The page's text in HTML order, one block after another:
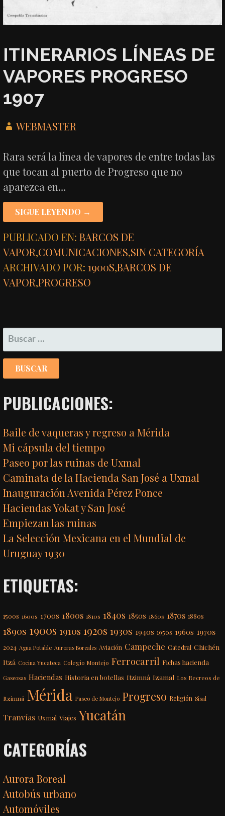
ITINERARIOS LÍNEAS DE
VAPORES PROGRESO
1907
WEBMASTER
Rara será la línea de vapores de entre todas las
que tocan al puerto de Progreso que no
aparezca en…
SIGUE LEYENDO →
PUBLICADO EN:BARCOS DE
VAPOR,COMUNICACIONES,SIN CATEGORÍA
ARCHIVADO POR:1900S,BARCOS DE
VAPOR,PROGRESO
BUSCAR:
PUBLICACIONES:
Baile de vaqueras y regreso a Mérida
Mi cápsula del tiempo
Paseo por las ruinas de Uxmal
Caminata de la Hacienda San José a Uxmal
Inauguración Avenida Pérez Ponce
Haciendas Yokat y San José
Empiezan las ruinas
La Selección Mexicana en el Mundial de
Uruguay 1930
ETIQUETAS:
1500s 1600s 1700s 1800s 1810s 1840s 1850s 1860s 1870s 1880s
1890s 1900s 1910s 1920s 1930s 1940s 1950s 1960s 1970s
2024 Agua Potable Auroras Boreales Aviación Campeche Catedral Chichén
Itzá Cocina Yucateca Colegio Montejo Ferrocarril Fichas hacienda
Gaseosas Haciendas Historia en botellas Itzimná Izamal Los Recreos de
Itzimná Mérida Paseo de Montejo Progreso Religión Sisal
Tranvías Uxmal Viajes Yucatán
CATEGORÍAS
Aurora Boreal
Autobús urbano
Automóviles